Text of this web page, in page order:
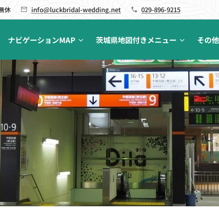
休 info@luckbridal-wedding.net 029-896-9215
ナビゲーションMAP 茨城県地図付きメニュー その他